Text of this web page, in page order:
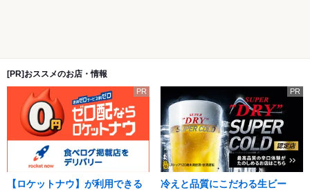
[PR]おススメのお店・情報
PR
【ロケットナウ】が利用できる
PR
冷えと品質にこだわる生ビー